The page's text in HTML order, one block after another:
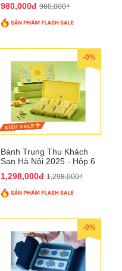
QTTT31
980,000đ 980,000₫
-0%
Bánh Trung Thu Khách
Sạn Hà Nội 2025 - Hộp 6
1,298,000đ 1,298,000₫
-0%